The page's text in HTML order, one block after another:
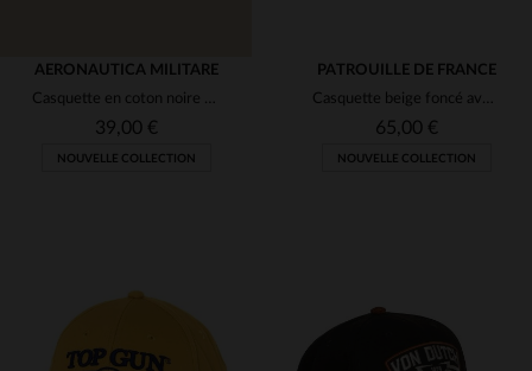
TAILLES DISPONIBLES
AERONAUTICA MILITARE
Casquette en coton noire avec broderie Aeronautica Militare
39,00 €
NOUVELLE COLLECTION
TAILLES DISPONIBLES
PATROUILLE DE FRANCE
Casquette beige foncé avec écusson Patrouille de France brodée
65,00 €
NOUVELLE COLLECTION